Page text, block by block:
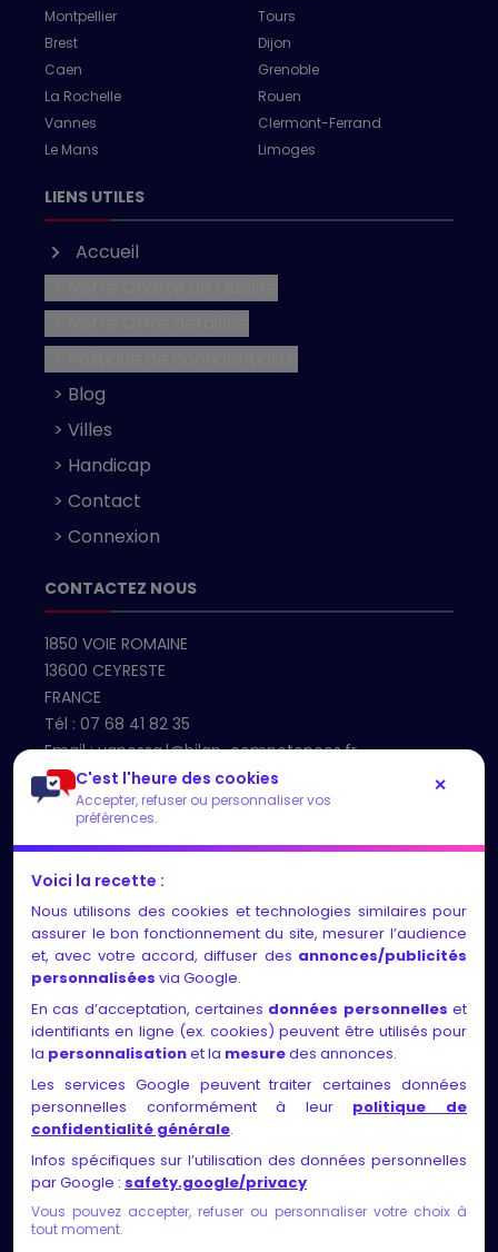
C'est l'heure des cookies
Accepter, refuser ou personnaliser vos
préférences.
✕
Voici la recette :
Nous utilisons des cookies et technologies similaires pour
assurer le bon fonctionnement du site, mesurer l’audience
et, avec votre accord, diffuser des annonces/publicités
personnalisées via Google.
En cas d’acceptation, certaines données personnelles et
identifiants en ligne (ex. cookies) peuvent être utilisés pour
la personnalisationet la mesuredes annonces.
Les services Google peuvent traiter certaines données
personnelles conformément à leur politique de
confidentialité générale.
Infos spécifiques sur l’utilisation des données personnelles
par Google : safety.google/privacy
Vous pouvez accepter, refuser ou personnaliser votre choix à
tout moment.
Montpellier
Tours
Brest
Dijon
Caen
Grenoble
La Rochelle
Rouen
Vannes
Clermont-Ferrand
Le Mans
Limoges
LIENS UTILES
Accueil
> Blog
> Villes
> Handicap
> Contact
> Connexion
CONTACTEZ NOUS
1850 VOIE ROMAINE
13600 CEYRESTE
FRANCE
Tél : 07 68 41 82 35
Email :vanessa.l@bilan-competences.fr
Accueil
LES NEWS
Entretiens individuels et suivi régulier, adaptés au
rythme et aux besoins de chacun
Identification des compétences, exploration des
motivations, élaboration d’un projet solide et
faisable, validation via des rencontres ou
recherches métier
Nos certificats de qualité